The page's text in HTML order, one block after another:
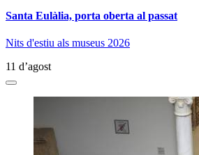
Santa Eulàlia, porta oberta al passat
Nits d'estiu als museus 2026
11 d’agost